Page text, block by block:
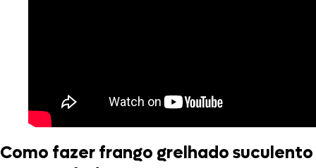
Como fazer frango grelhado suculento